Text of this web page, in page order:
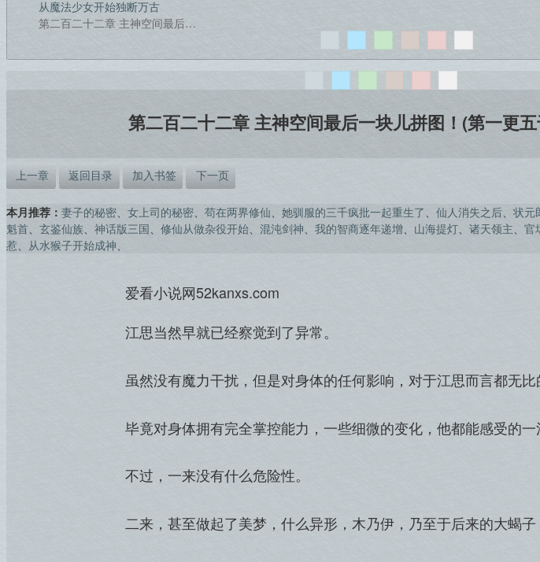
从魔法少女开始独断万古
第二百二十二章 主神空间最后一块儿拼图！(第一更五千求月票)
第二百二十二章 主神空间最后一块儿拼图！(第一更
上一章 返回目录 加入书签 下一页
本月推荐： 妻子的秘密 女上司的秘密 苟在两界修仙 她驯服的三千疯批一起重生了 仙人消失之后 状元
魁首
玄鉴仙族 神话版三国 修仙从做杂役开始 混沌剑神 我的智商逐年递增 山海提灯 诸天领主 官
惹
从水猴子开始成神
爱看小说网52kanxs.com
江思当然早就已经察觉到了异常。
虽然没有魔力干扰，但是对身体的任何影响，对于江思而言都无比
毕竟对身体拥有完全掌控能力，一些细微的变化，他都能感受的一
不过，一来没有什么危险性。
二来，甚至做起了美梦，什么异形，木乃伊，乃至于后来的大蝎子